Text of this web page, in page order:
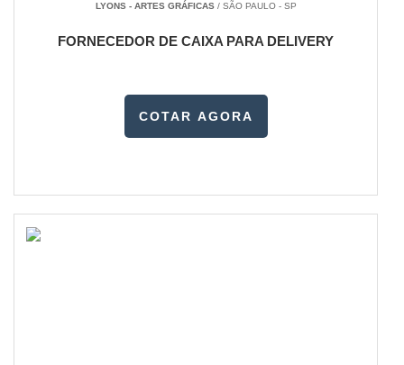
LYONS - ARTES GRÁFICAS/ SÃO PAULO - SP
FORNECEDOR DE CAIXA PARA DELIVERY
COTAR AGORA